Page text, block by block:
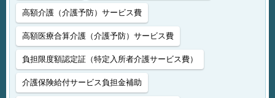
高額介護（介護予防）サービス費
高額医療合算介護（介護予防）サービス費
負担限度額認定証（特定入所者介護サービス費）
介護保険給付サービス負担金補助